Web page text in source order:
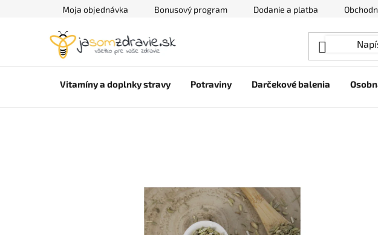
Moja objednávka Bonusový program Dodanie a platba
Vitamíny a doplnky stravy Potraviny Darčekové balenia